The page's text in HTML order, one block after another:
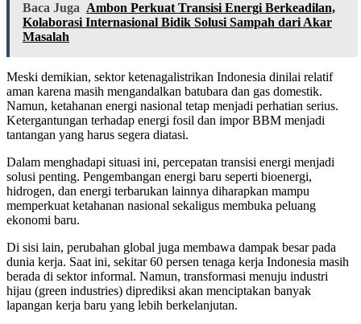
Baca Juga Ambon Perkuat Transisi Energi Berkeadilan,
Kolaborasi Internasional Bidik Solusi Sampah dari Akar
Masalah
Meski demikian, sektor ketenagalistrikan Indonesia dinilai relatif
aman karena masih mengandalkan batubara dan gas domestik.
Namun, ketahanan energi nasional tetap menjadi perhatian serius.
Ketergantungan terhadap energi fosil dan impor BBM menjadi
tantangan yang harus segera diatasi.
Dalam menghadapi situasi ini, percepatan transisi energi menjadi
solusi penting. Pengembangan energi baru seperti bioenergi,
hidrogen, dan energi terbarukan lainnya diharapkan mampu
memperkuat ketahanan nasional sekaligus membuka peluang
ekonomi baru.
Di sisi lain, perubahan global juga membawa dampak besar pada
dunia kerja. Saat ini, sekitar 60 persen tenaga kerja Indonesia masih
berada di sektor informal. Namun, transformasi menuju industri
hijau (green industries) diprediksi akan menciptakan banyak
lapangan kerja baru yang lebih berkelanjutan.